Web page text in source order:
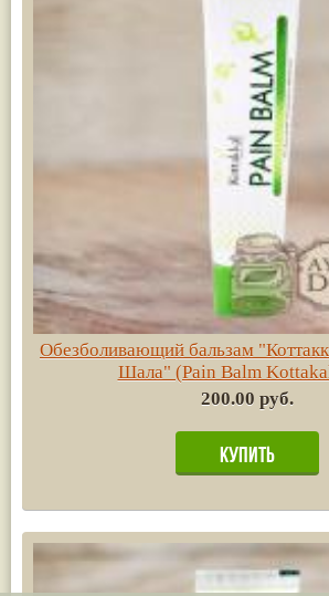
Обезболивающий бальзам
Шала" (Pain Balm
200.00 руб.